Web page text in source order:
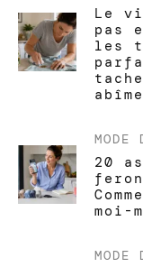
Le
pas
les
MODE
20
moi-
MODE